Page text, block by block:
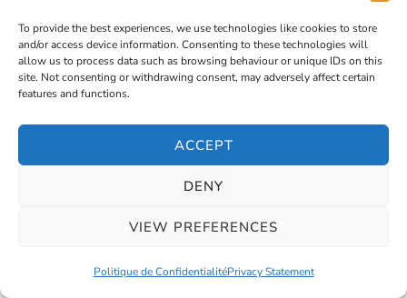
To provide the best experiences, we use technologies like cookies to store
and/or access device information. Consenting to these technologies will
allow us to process data such as browsing behaviour or unique IDs on this
site. Not consenting or withdrawing consent, may adversely affect certain
features and functions.
ACCEPT
DENY
VIEW PREFERENCES
Politique de ConfidentialitéPrivacy Statement
Leave a Reply